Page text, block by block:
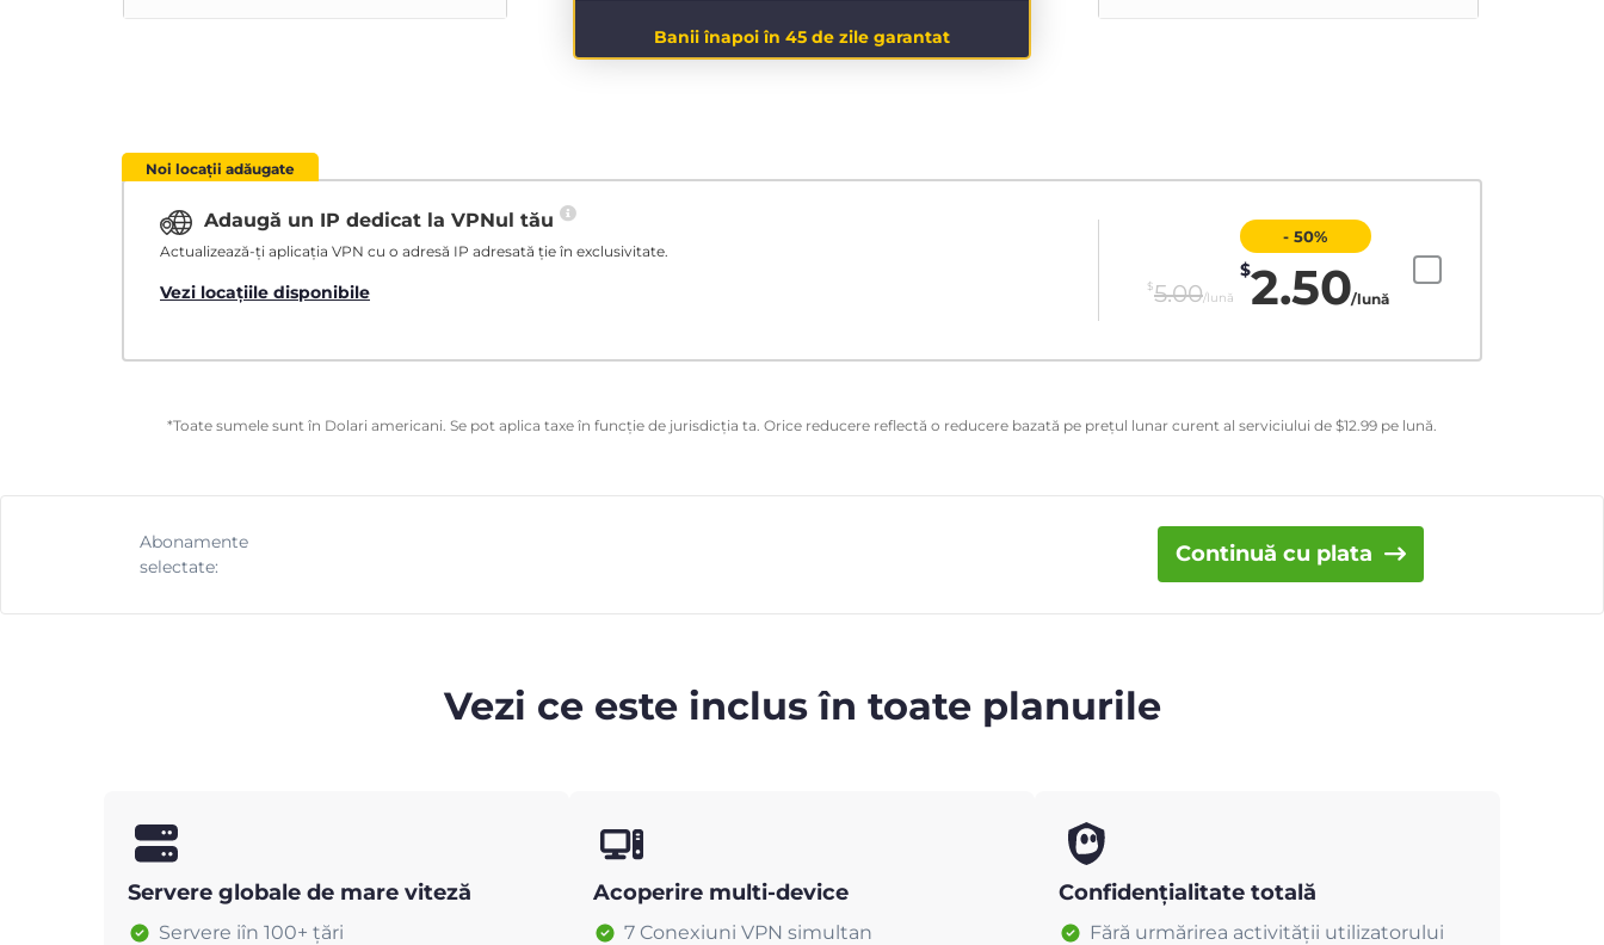
Banii înapoi în 45 de zile garantat
Noi locații adăugate
Adaugă un IP dedicat la VPNul tău
Actualizează-ți aplicația VPN cu o adresă IP adresată ție în exclusivitate.
Vezi locațiile disponibile $5.00/lună
- 50%
$2.50/lună
*Toate sumele sunt în Dolari americani. Se pot aplica taxe în funcție de jurisdicția ta. Orice reducere reflectă o reducere bazată pe prețul lunar curent al serviciului de $12.99 pe lună.
Abonamente
selectate:
Continuă cu plata
Vezi ce este inclus în toate planurile
Servere globale de mare viteză
Servere iîn 100+ țări
Acoperire multi-device
7 Conexiuni VPN simultan
Confidențialitate totală
Fără urmărirea activității utilizatorului